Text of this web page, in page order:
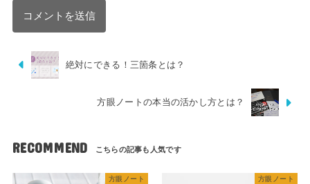
絶対にできる！三箇条とは？
方眼ノートの本当の活かし方とは？
RECOMMEND
方眼ノート 方眼ノート